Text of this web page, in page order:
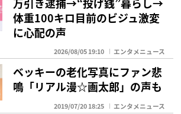
体重100キロ目前のビジュ激変
に心配の声
2026/08/05 19:10 エンタメニュース
ベッキーの老化写真にファン悲
鳴「リアル漫☆画太郎」の声も
2019/07/20 18:25 エンタメニュース